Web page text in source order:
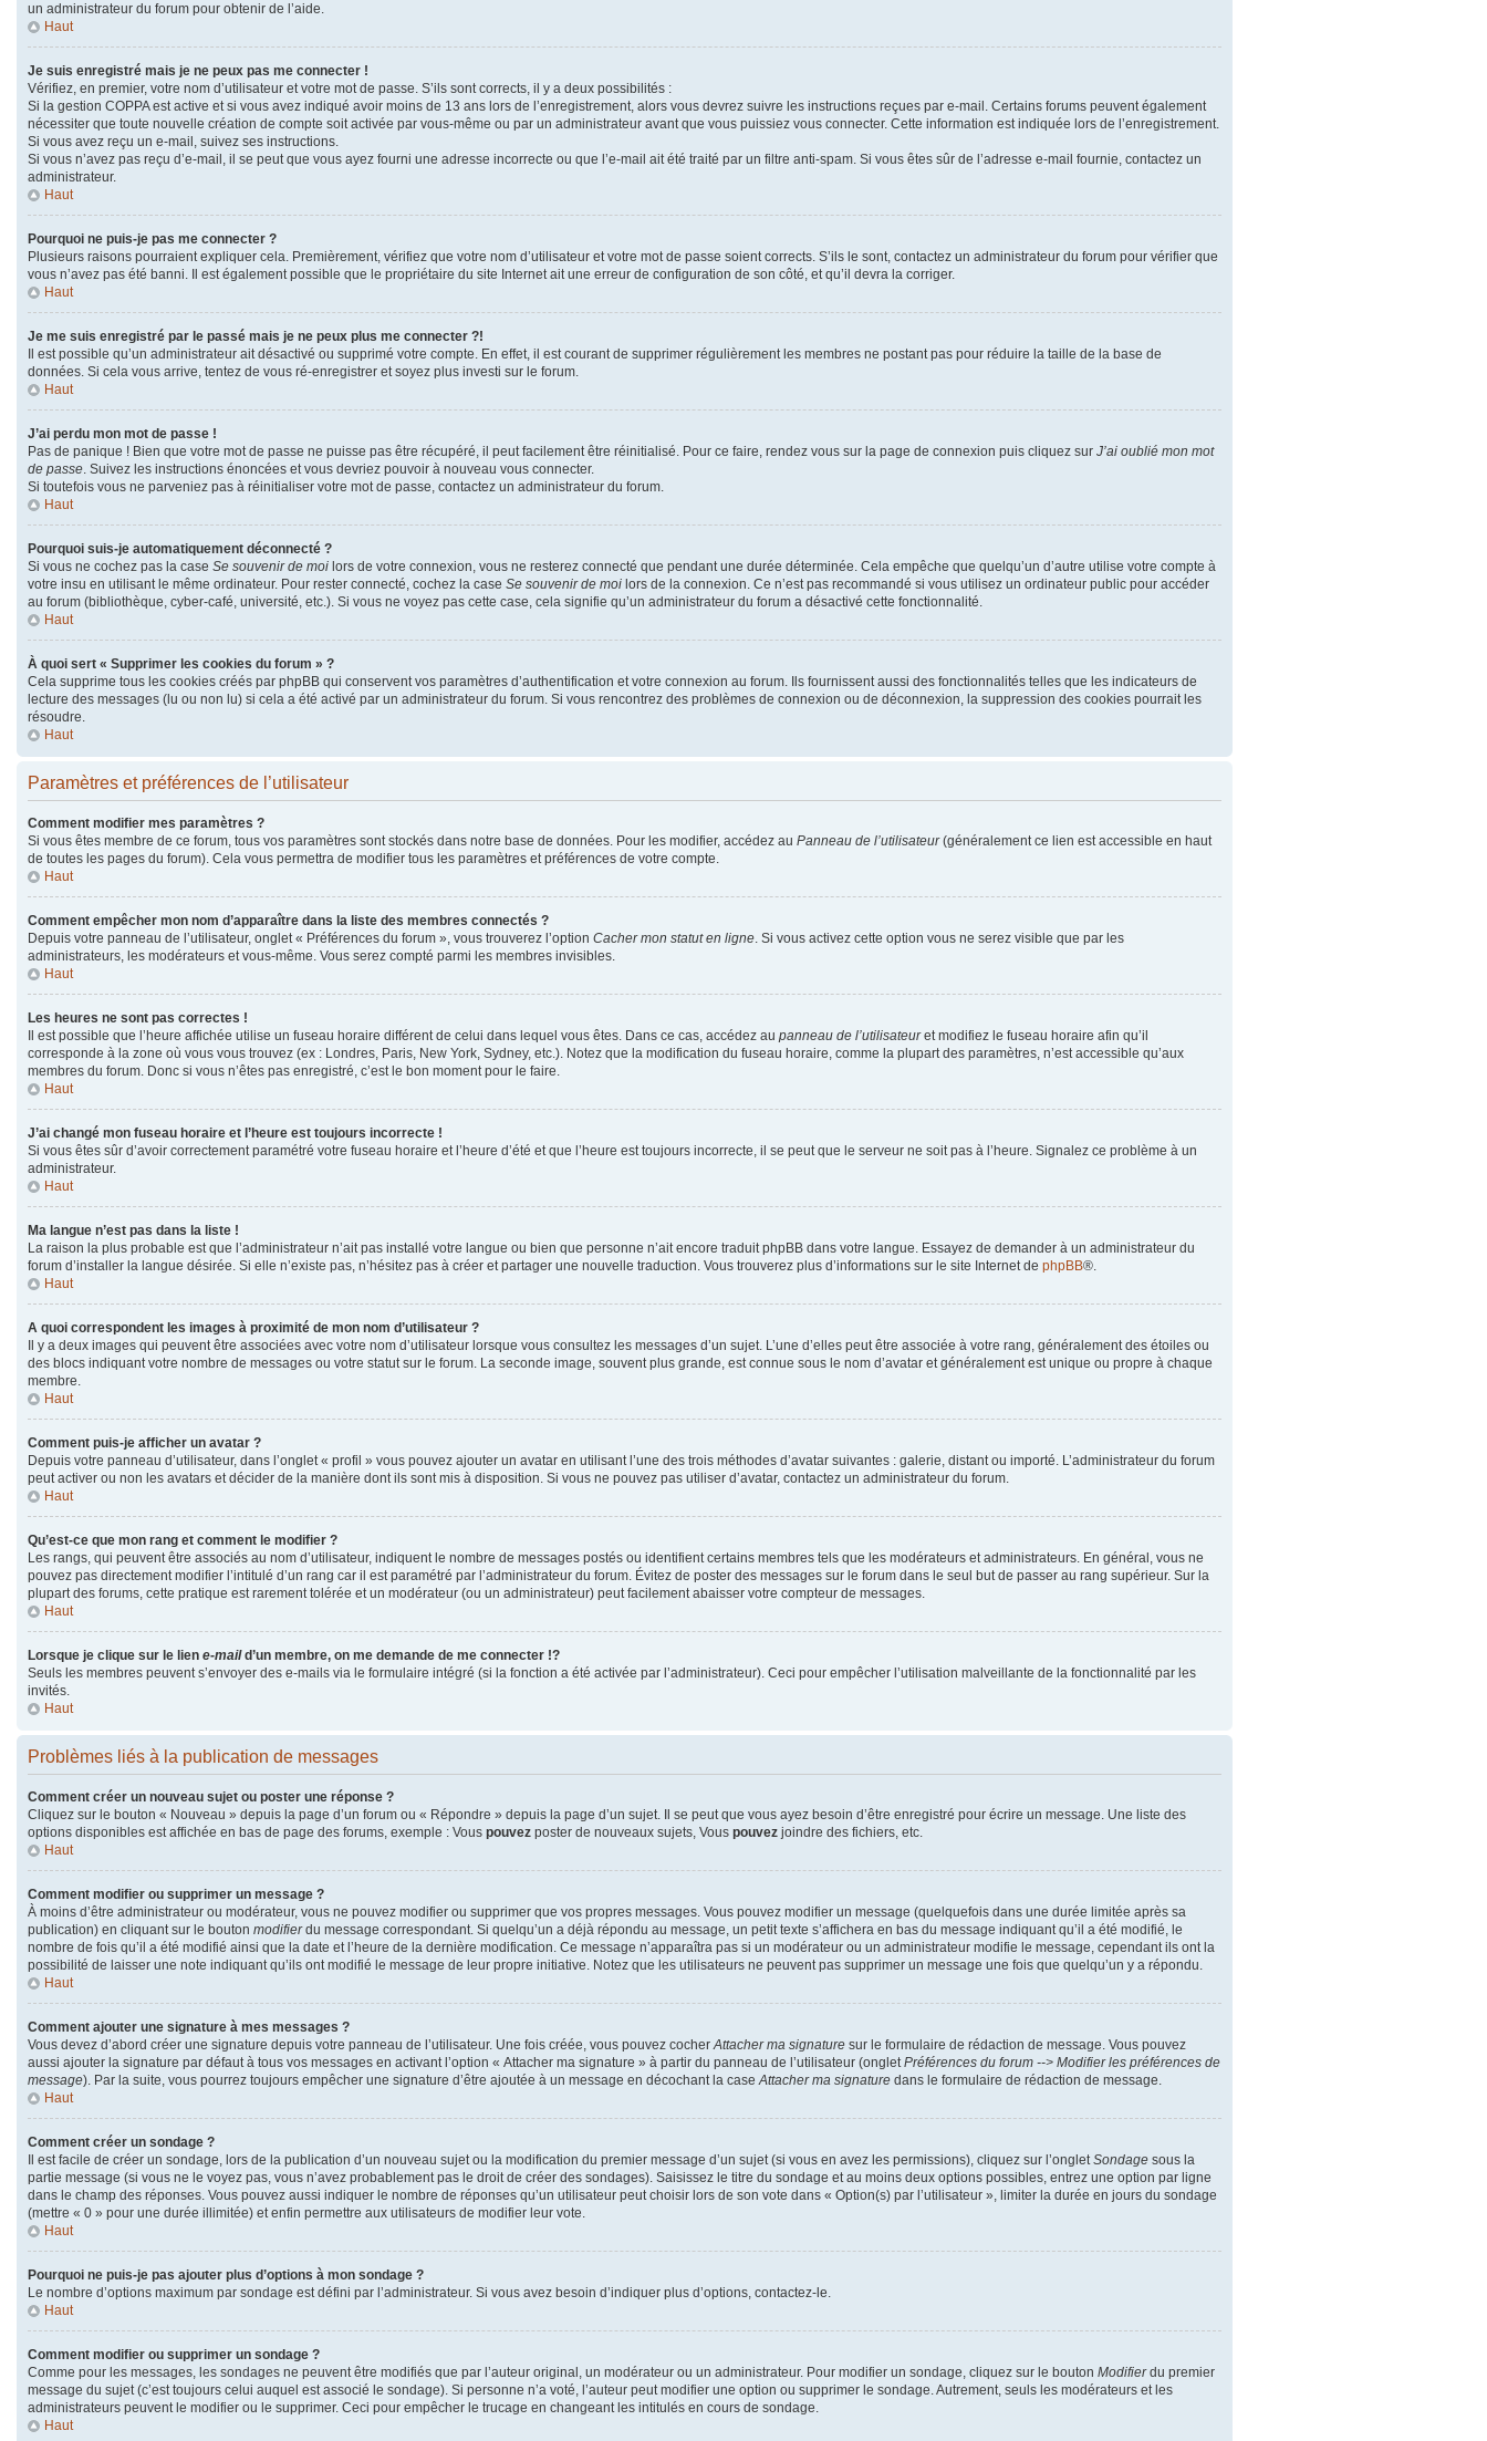
un administrateur du forum pour obtenir de l’aide.
Haut
Je suis enregistré mais je ne peux pas me connecter !
Vérifiez, en premier, votre nom d’utilisateur et votre mot de passe. S’ils sont corrects, il y a deux possibilités :
Si la gestion COPPA est active et si vous avez indiqué avoir moins de 13 ans lors de l’enregistrement, alors vous devrez suivre les instructions reçues par e-mail. Certains forums peuvent également
nécessiter que toute nouvelle création de compte soit activée par vous-même ou par un administrateur avant que vous puissiez vous connecter. Cette information est indiquée lors de l’enregistrement.
Si vous avez reçu un e-mail, suivez ses instructions.
Si vous n’avez pas reçu d’e-mail, il se peut que vous ayez fourni une adresse incorrecte ou que l’e-mail ait été traité par un filtre anti-spam. Si vous êtes sûr de l’adresse e-mail fournie, contactez un
administrateur.
Haut
Pourquoi ne puis-je pas me connecter ?
Plusieurs raisons pourraient expliquer cela. Premièrement, vérifiez que votre nom d’utilisateur et votre mot de passe soient corrects. S’ils le sont, contactez un administrateur du forum pour vérifier que
vous n’avez pas été banni. Il est également possible que le propriétaire du site Internet ait une erreur de configuration de son côté, et qu’il devra la corriger.
Haut
Je me suis enregistré par le passé mais je ne peux plus me connecter ?!
Il est possible qu’un administrateur ait désactivé ou supprimé votre compte. En effet, il est courant de supprimer régulièrement les membres ne postant pas pour réduire la taille de la base de
données. Si cela vous arrive, tentez de vous ré-enregistrer et soyez plus investi sur le forum.
Haut
J’ai perdu mon mot de passe !
Pas de panique ! Bien que votre mot de passe ne puisse pas être récupéré, il peut facilement être réinitialisé. Pour ce faire, rendez vous sur la page de connexion puis cliquez sur J’ai oublié mon mot
de passe. Suivez les instructions énoncées et vous devriez pouvoir à nouveau vous connecter.
Si toutefois vous ne parveniez pas à réinitialiser votre mot de passe, contactez un administrateur du forum.
Haut
Pourquoi suis-je automatiquement déconnecté ?
Si vous ne cochez pas la case Se souvenir de moi lors de votre connexion, vous ne resterez connecté que pendant une durée déterminée. Cela empêche que quelqu’un d’autre utilise votre compte à
votre insu en utilisant le même ordinateur. Pour rester connecté, cochez la case Se souvenir de moi lors de la connexion. Ce n’est pas recommandé si vous utilisez un ordinateur public pour accéder
au forum (bibliothèque, cyber-café, université, etc.). Si vous ne voyez pas cette case, cela signifie qu’un administrateur du forum a désactivé cette fonctionnalité.
Haut
À quoi sert « Supprimer les cookies du forum » ?
Cela supprime tous les cookies créés par phpBB qui conservent vos paramètres d’authentification et votre connexion au forum. Ils fournissent aussi des fonctionnalités telles que les indicateurs de
lecture des messages (lu ou non lu) si cela a été activé par un administrateur du forum. Si vous rencontrez des problèmes de connexion ou de déconnexion, la suppression des cookies pourrait les
résoudre.
Haut
Paramètres et préférences de l’utilisateur
Comment modifier mes paramètres ?
Si vous êtes membre de ce forum, tous vos paramètres sont stockés dans notre base de données. Pour les modifier, accédez au Panneau de l’utilisateur(généralement ce lien est accessible en haut
de toutes les pages du forum). Cela vous permettra de modifier tous les paramètres et préférences de votre compte.
Haut
Comment empêcher mon nom d’apparaître dans la liste des membres connectés ?
Depuis votre panneau de l’utilisateur, onglet « Préférences du forum », vous trouverez l’option Cacher mon statut en ligne. Si vous activez cette option vous ne serez visible que par les
administrateurs, les modérateurs et vous-même. Vous serez compté parmi les membres invisibles.
Haut
Les heures ne sont pas correctes !
Il est possible que l’heure affichée utilise un fuseau horaire différent de celui dans lequel vous êtes. Dans ce cas, accédez au panneau de l’utilisateuret modifiez le fuseau horaire afin qu’il
corresponde à la zone où vous vous trouvez (ex : Londres, Paris, New York, Sydney, etc.). Notez que la modification du fuseau horaire, comme la plupart des paramètres, n’est accessible qu’aux
membres du forum. Donc si vous n’êtes pas enregistré, c’est le bon moment pour le faire.
Haut
J’ai changé mon fuseau horaire et l’heure est toujours incorrecte !
Si vous êtes sûr d’avoir correctement paramétré votre fuseau horaire et l’heure d’été et que l’heure est toujours incorrecte, il se peut que le serveur ne soit pas à l’heure. Signalez ce problème à un
administrateur.
Haut
Ma langue n’est pas dans la liste !
La raison la plus probable est que l’administrateur n’ait pas installé votre langue ou bien que personne n’ait encore traduit phpBB dans votre langue. Essayez de demander à un administrateur du
forum d’installer la langue désirée. Si elle n’existe pas, n’hésitez pas à créer et partager une nouvelle traduction. Vous trouverez plus d’informations sur le site Internet de phpBB®.
Haut
A quoi correspondent les images à proximité de mon nom d’utilisateur ?
Il y a deux images qui peuvent être associées avec votre nom d’utilisateur lorsque vous consultez les messages d’un sujet. L’une d’elles peut être associée à votre rang, généralement des étoiles ou
des blocs indiquant votre nombre de messages ou votre statut sur le forum. La seconde image, souvent plus grande, est connue sous le nom d’avatar et généralement est unique ou propre à chaque
membre.
Haut
Comment puis-je afficher un avatar ?
Depuis votre panneau d’utilisateur, dans l’onglet « profil » vous pouvez ajouter un avatar en utilisant l’une des trois méthodes d’avatar suivantes : galerie, distant ou importé. L’administrateur du forum
peut activer ou non les avatars et décider de la manière dont ils sont mis à disposition. Si vous ne pouvez pas utiliser d’avatar, contactez un administrateur du forum.
Haut
Qu’est-ce que mon rang et comment le modifier ?
Les rangs, qui peuvent être associés au nom d’utilisateur, indiquent le nombre de messages postés ou identifient certains membres tels que les modérateurs et administrateurs. En général, vous ne
pouvez pas directement modifier l’intitulé d’un rang car il est paramétré par l’administrateur du forum. Évitez de poster des messages sur le forum dans le seul but de passer au rang supérieur. Sur la
plupart des forums, cette pratique est rarement tolérée et un modérateur (ou un administrateur) peut facilement abaisser votre compteur de messages.
Haut
Lorsque je clique sur le lien e-maild’un membre, on me demande de me connecter !?
Seuls les membres peuvent s’envoyer des e-mails via le formulaire intégré (si la fonction a été activée par l’administrateur). Ceci pour empêcher l’utilisation malveillante de la fonctionnalité par les
invités.
Haut
Problèmes liés à la publication de messages
Comment créer un nouveau sujet ou poster une réponse ?
Cliquez sur le bouton « Nouveau » depuis la page d’un forum ou « Répondre » depuis la page d’un sujet. Il se peut que vous ayez besoin d’être enregistré pour écrire un message. Une liste des
options disponibles est affichée en bas de page des forums, exemple : Vous pouvez poster de nouveaux sujets, Vous pouvez joindre des fichiers, etc.
Haut
Comment modifier ou supprimer un message ?
À moins d’être administrateur ou modérateur, vous ne pouvez modifier ou supprimer que vos propres messages. Vous pouvez modifier un message (quelquefois dans une durée limitée après sa
publication) en cliquant sur le bouton modifierdu message correspondant. Si quelqu’un a déjà répondu au message, un petit texte s’affichera en bas du message indiquant qu’il a été modifié, le
nombre de fois qu’il a été modifié ainsi que la date et l’heure de la dernière modification. Ce message n’apparaîtra pas si un modérateur ou un administrateur modifie le message, cependant ils ont la
possibilité de laisser une note indiquant qu’ils ont modifié le message de leur propre initiative. Notez que les utilisateurs ne peuvent pas supprimer un message une fois que quelqu’un y a répondu.
Haut
Comment ajouter une signature à mes messages ?
Vous devez d’abord créer une signature depuis votre panneau de l’utilisateur. Une fois créée, vous pouvez cocherAttacher ma signature sur le formulaire de rédaction de message. Vous pouvez
aussi ajouter la signature par défaut à tous vos messages en activant l’option « Attacher ma signature » à partir du panneau de l’utilisateur (ongletPréférences du forum --> Modifier les préférences de
message). Par la suite, vous pourrez toujours empêcher une signature d’être ajoutée à un message en décochant la caseAttacher ma signature dans le formulaire de rédaction de message.
Haut
Comment créer un sondage ?
Il est facile de créer un sondage, lors de la publication d’un nouveau sujet ou la modification du premier message d’un sujet (si vous en avez les permissions), cliquez sur l’ongletSondage sous la
partie message (si vous ne le voyez pas, vous n’avez probablement pas le droit de créer des sondages). Saisissez le titre du sondage et au moins deux options possibles, entrez une option par ligne
dans le champ des réponses. Vous pouvez aussi indiquer le nombre de réponses qu’un utilisateur peut choisir lors de son vote dans « Option(s) par l’utilisateur », limiter la durée en jours du sondage
(mettre « 0 » pour une durée illimitée) et enfin permettre aux utilisateurs de modifier leur vote.
Haut
Pourquoi ne puis-je pas ajouter plus d’options à mon sondage ?
Le nombre d’options maximum par sondage est défini par l’administrateur. Si vous avez besoin d’indiquer plus d’options, contactez-le.
Haut
Comment modifier ou supprimer un sondage ?
Comme pour les messages, les sondages ne peuvent être modifiés que par l’auteur original, un modérateur ou un administrateur. Pour modifier un sondage, cliquez sur le bouton Modifierdu premier
message du sujet (c’est toujours celui auquel est associé le sondage). Si personne n’a voté, l’auteur peut modifier une option ou supprimer le sondage. Autrement, seuls les modérateurs et les
administrateurs peuvent le modifier ou le supprimer. Ceci pour empêcher le trucage en changeant les intitulés en cours de sondage.
Haut